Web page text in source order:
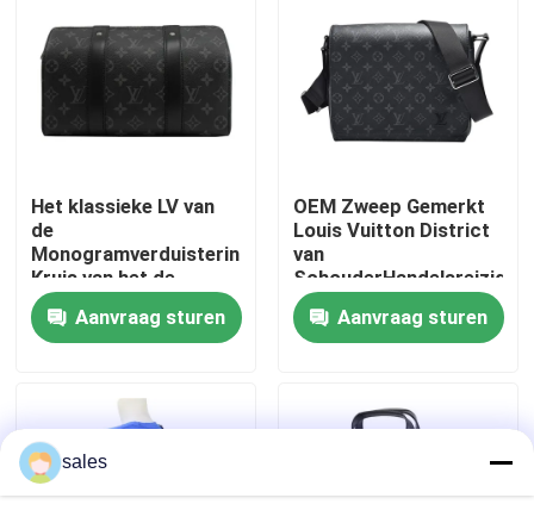
Ongeveer ons
Fabrieksreis
Kwaliteitscontrole
Contacteer ons
Gevallen
Het klassieke LV van
de
Monogramverduistering
Kruis van het de
Jacquardcanvas van
de STADSkeepall Zak
- de Zak van
Aanvraag sturen
OEM Zweep Gemerkt
Louis Vuitton District
van
PM Boodschapper
StyleAanvraag sturen
sales